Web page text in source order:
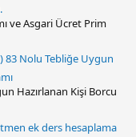
ve Asgari Ücret Prim
83 Nolu Tebliğe Uygun
Hazırlanan Kişi Borcu
ek ders hesaplama